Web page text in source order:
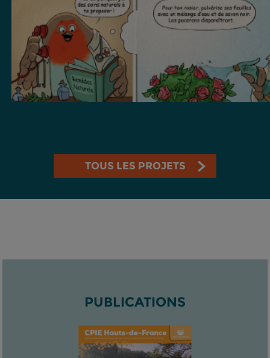
TOUS LES PROJETS
PUBLICATIONS